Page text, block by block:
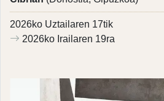
2026ko Uztailaren 17tik
2026ko Irailaren 19ra